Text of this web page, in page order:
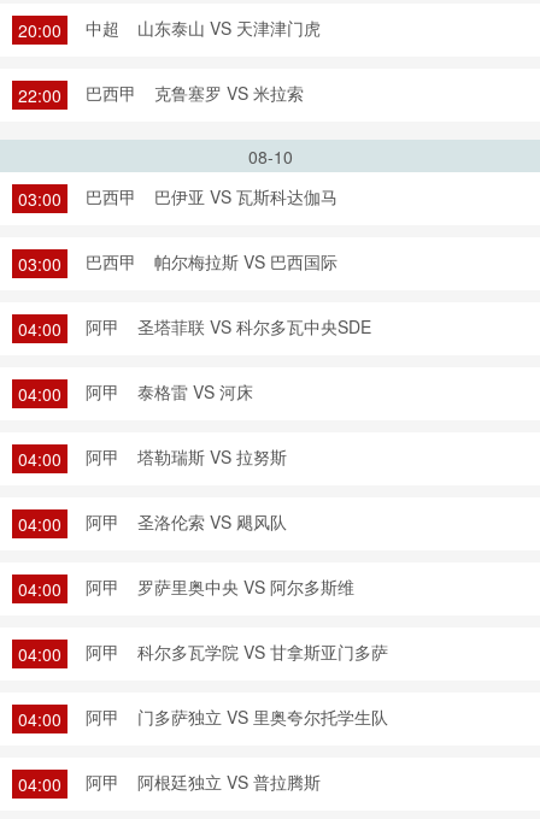
20:00 中超 山东泰山 VS 天津津门虎
22:00 巴西甲 克鲁塞罗 VS 米拉索
08-10
03:00
巴西甲 巴伊亚 VS 瓦斯科达伽马
03:00 巴西甲 帕尔梅拉斯 VS 巴西国际
04:00 阿甲 圣塔菲联 VS 科尔多瓦中央SDE
04:00 阿甲 泰格雷 VS 河床
04:00 阿甲 塔勒瑞斯 VS 拉努斯
04:00 阿甲 圣洛伦索 VS 飓风队
04:00 阿甲 罗萨里奥中央 VS 阿尔多斯维
04:00 阿甲 科尔多瓦学院 VS 甘拿斯亚门多萨
04:00 阿甲 门多萨独立 VS 里奥夸尔托学生队
04:00 阿甲 阿根廷独立 VS 普拉腾斯